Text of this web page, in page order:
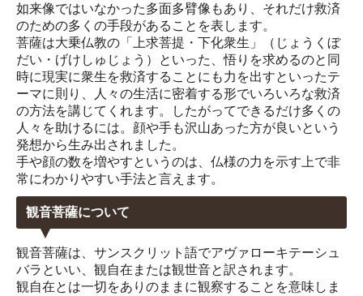
如来像ではいなかった多面多臂像もあり、それだけ救済
のための多くの手段があることを表します。
菩薩は大乗仏教の「上求菩提・下化衆生」（じょうくぼ
だい・げけしゅじょう）といった、悟りを求めるのと同
時に現実に衆生を救済することにも力を出すといったテ
ーマに則り、人々の生活に密着する形でいろいろな救済
の方法を講じてくれます。したがってできるだけ多くの
人々を助けるには。顔や手も沢山あった方が良いという
発想から生み出されました。
手や顔の数を増やすというのは、仏様の力を示す上で非
常にわかりやすい手法と言えます。
観音菩薩について
観音菩薩は、サンスクリット語でアヴァローキテーシュ
バラといい、観自在または観世音と訳されます。
観自在とは一切をありのままに観察することを意味しま